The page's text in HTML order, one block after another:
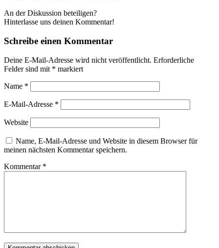
An der Diskussion beteiligen?
Hinterlasse uns deinen Kommentar!
Schreibe einen Kommentar
Deine E-Mail-Adresse wird nicht veröffentlicht. Erforderliche
Felder sind mit * markiert
Name *
E-Mail-Adresse *
Website
Name, E-Mail-Adresse und Website in diesem Browser für
meinen nächsten Kommentar speichern.
Kommentar *